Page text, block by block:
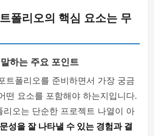
폴리오의 핵심 요소는 무
하는 주요 포인트
트폴리오를 준비하면서 가장 궁금
떤 요소를 포함해야 하는지입니다.
리오는 단순한 프로젝트 나열이 아
성을 잘 나타낼 수 있는 경험과 결